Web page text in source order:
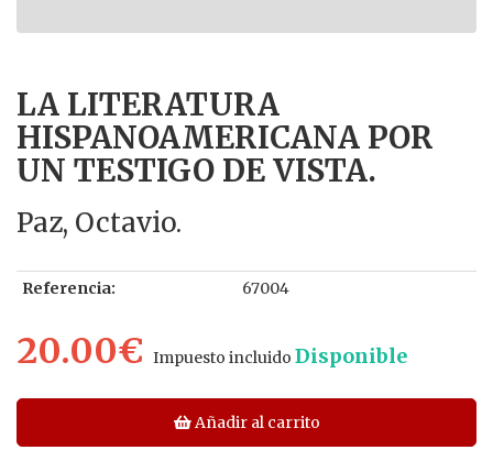
LA LITERATURA
HISPANOAMERICANA POR
UN TESTIGO DE VISTA.
Paz, Octavio.
Referencia: 67004
20.00€ Impuesto incluido Disponible
Añadir al carrito